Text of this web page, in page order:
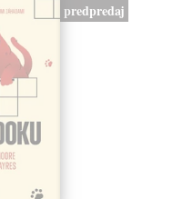
predpredaj